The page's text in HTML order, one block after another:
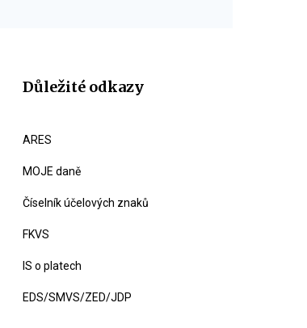
Důležité odkazy
ARES
MOJE daně
Číselník účelových znaků
FKVS
IS o platech
EDS/SMVS/ZED/JDP